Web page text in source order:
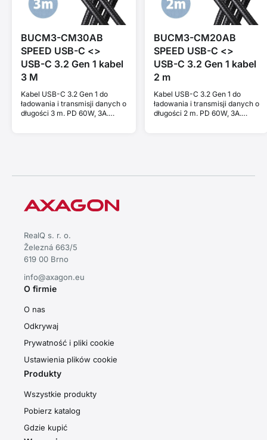
BUCM3-CM30AB
SPEED USB-C <>
USB-C 3.2 Gen 1 kabel
3 M
Kabel USB-C 3.2 Gen 1 do
ładowania i transmisji danych o
długości 3 m. PD 60W, 3A.
BUCM3-CM20AB
SPEED USB-C <>
USB-C 3.2 Gen 1 kabel
2 m
Kabel USB-C 3.2 Gen 1 do
ładowania i transmisji danych o
długości 2 m. PD 60W, 3A.
RealQ s. r. o.
Železná 663/5
619 00 Brno
info@axagon.eu
O firmie
O nas
Odkrywaj
Prywatność i pliki cookie
Ustawienia plików cookie
Produkty
Wszystkie produkty
Pobierz katalog
Gdzie kupić